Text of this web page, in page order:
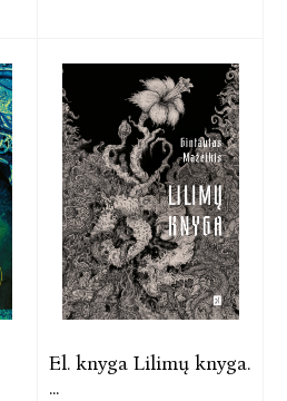
El. knyga Lilimų knyga.
...